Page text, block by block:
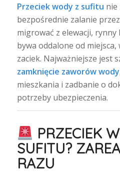
Przeciek wody z sufitu nie
bezpośrednie zalanie
migrować z elewacji, rynny
bywa oddalone od
zaciek. Najważniejsze jest
zamknięcie zaworów wody
mieszkania i zadbanie o
potrzeby ubezpieczenia.
PRZECIEK
SUFITU?
RAZU